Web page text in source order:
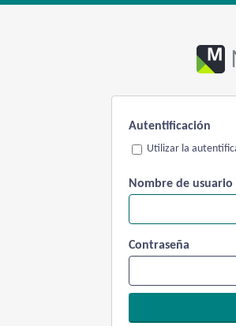
Autentificación
Utilizar la
Nombre de usuario
Contraseña